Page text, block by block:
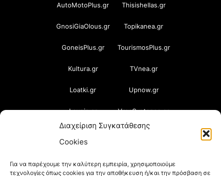
Διαχείριση Συγκατάθεσης
Cookies
Για να παρέχουμε την καλύτερη εμπειρία, χρησιμοποιούμε
τεχνολογίες όπως cookies για την αποθήκευση ή/και την πρόσβαση σε
AutoMotoPlus.gr Thisishellas.gr
GnosiGiaOlous.gr Topikanea.gr
GoneisPlus.gr TourismosPlus.gr
Kultura.gr TVnea.gr
Loatki.gr Upnow.gr
Loveis.gr VresSyntages.gr
ModernaGynaika.gr Xristianika.gr
Oikotropia.gr ZoumeSpiti.gr